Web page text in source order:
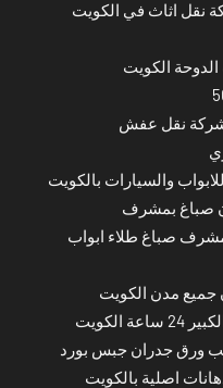
نقل اثاث في الكويت
الكويت
نقل عفش
والسيارات بالكويت
صباغ بمشرف
صباغ طلاء ابواب
جميع مدن الكويت
ورق جدران جبس بورد
اصلية بالكويت